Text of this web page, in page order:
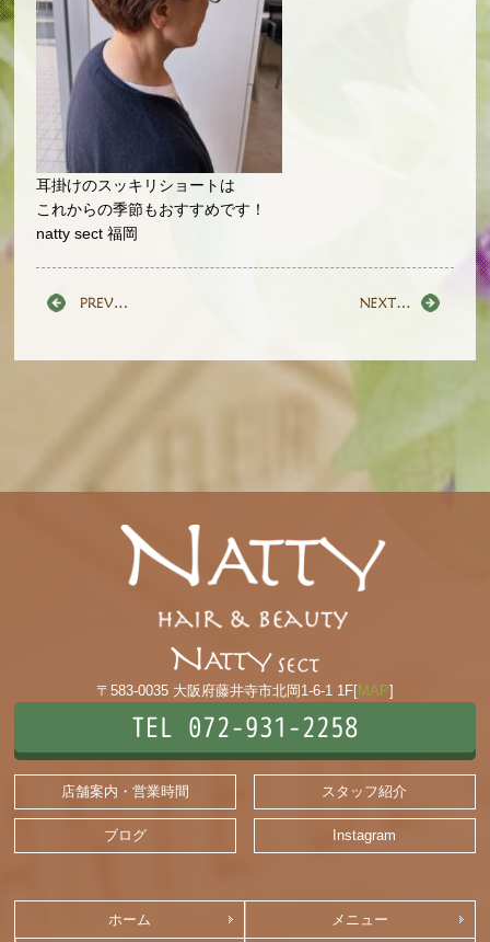
耳掛けのスッキリショートは
これからの季節もおすすめです！
natty sect 福岡
〒583-0035 大阪府藤井寺市北岡1-6-1 1F[MAP]
TEL 072-931-2258
店舗案内・営業時間 スタッフ紹介
ブログ Instagram
ホーム メニュー